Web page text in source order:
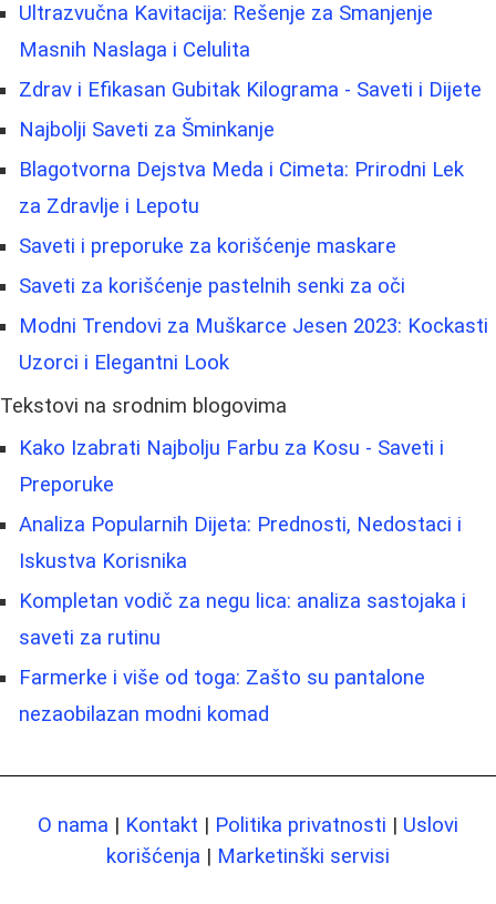
Ultrazvučna Kavitacija: Rešenje za Smanjenje
Masnih Naslaga i Celulita
Zdrav i Efikasan Gubitak Kilograma - Saveti i Dijete
Najbolji Saveti za Šminkanje
Blagotvorna Dejstva Meda i Cimeta: Prirodni Lek
za Zdravlje i Lepotu
Saveti i preporuke za korišćenje maskare
Saveti za korišćenje pastelnih senki za oči
Modni Trendovi za Muškarce Jesen 2023: Kockasti
Uzorci i Elegantni Look
Tekstovi na srodnim blogovima
Kako Izabrati Najbolju Farbu za Kosu - Saveti i
Preporuke
Analiza Popularnih Dijeta: Prednosti, Nedostaci i
Iskustva Korisnika
Kompletan vodič za negu lica: analiza sastojaka i
saveti za rutinu
Farmerke i više od toga: Zašto su pantalone
nezaobilazan modni komad
O nama | Kontakt | Politika privatnosti | Uslovi
korišćenja | Marketinški servisi